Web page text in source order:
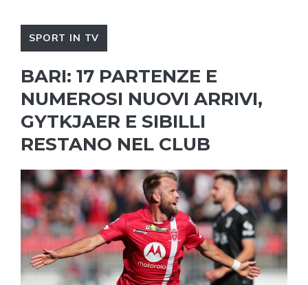
SPORT IN TV
BARI: 17 PARTENZE E
NUMEROSI NUOVI ARRIVI,
GYTKJAER E SIBILLI
RESTANO NEL CLUB